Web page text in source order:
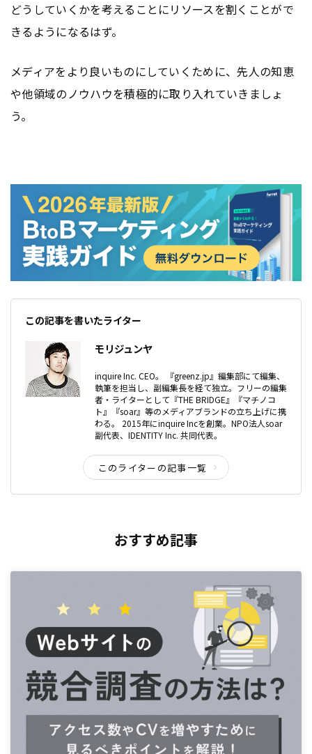
どうしていくかを考えることにリソースを割くことがで
きるようになるはず。
メディアをより良いものにしていくために、先人の知恵
や他領域のノウハウを積極的に取り入れていきましょ
う。
この記事を書いたライター
モリジュンヤ
inquire Inc. CEO。 『greenz.jp』編集部にて編集、
執筆を担当し、副編集長を経て独立。フリーの編集
者・ライターとして『THE BRIDGE』『マチノコ
ト』『soar』等のメディアブランドの立ち上げに携
わる。 2015年にinquire Incを創業。NPO法人soar
副代表、IDENTITY Inc. 共同代表。
このライターの記事一覧
おすすめ記事